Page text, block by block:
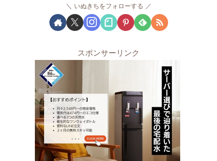
いぬきちをフォローする
スポンサーリンク